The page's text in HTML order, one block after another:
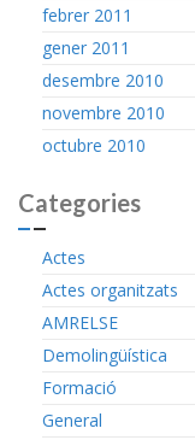
febrer 2011
gener 2011
desembre 2010
novembre 2010
octubre 2010
Categories
Actes
Actes organitzats
AMRELSE
Demolingüística
Formació
General